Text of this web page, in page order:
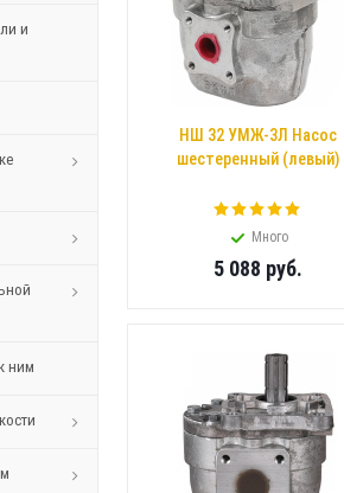
и
ним
НШ 32 УМЖ-3Л Насос
шестеренный (левый)
Много
5 088 руб.